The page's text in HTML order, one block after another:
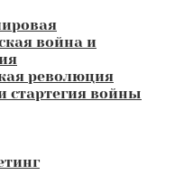
война и
революция
стартегия войны